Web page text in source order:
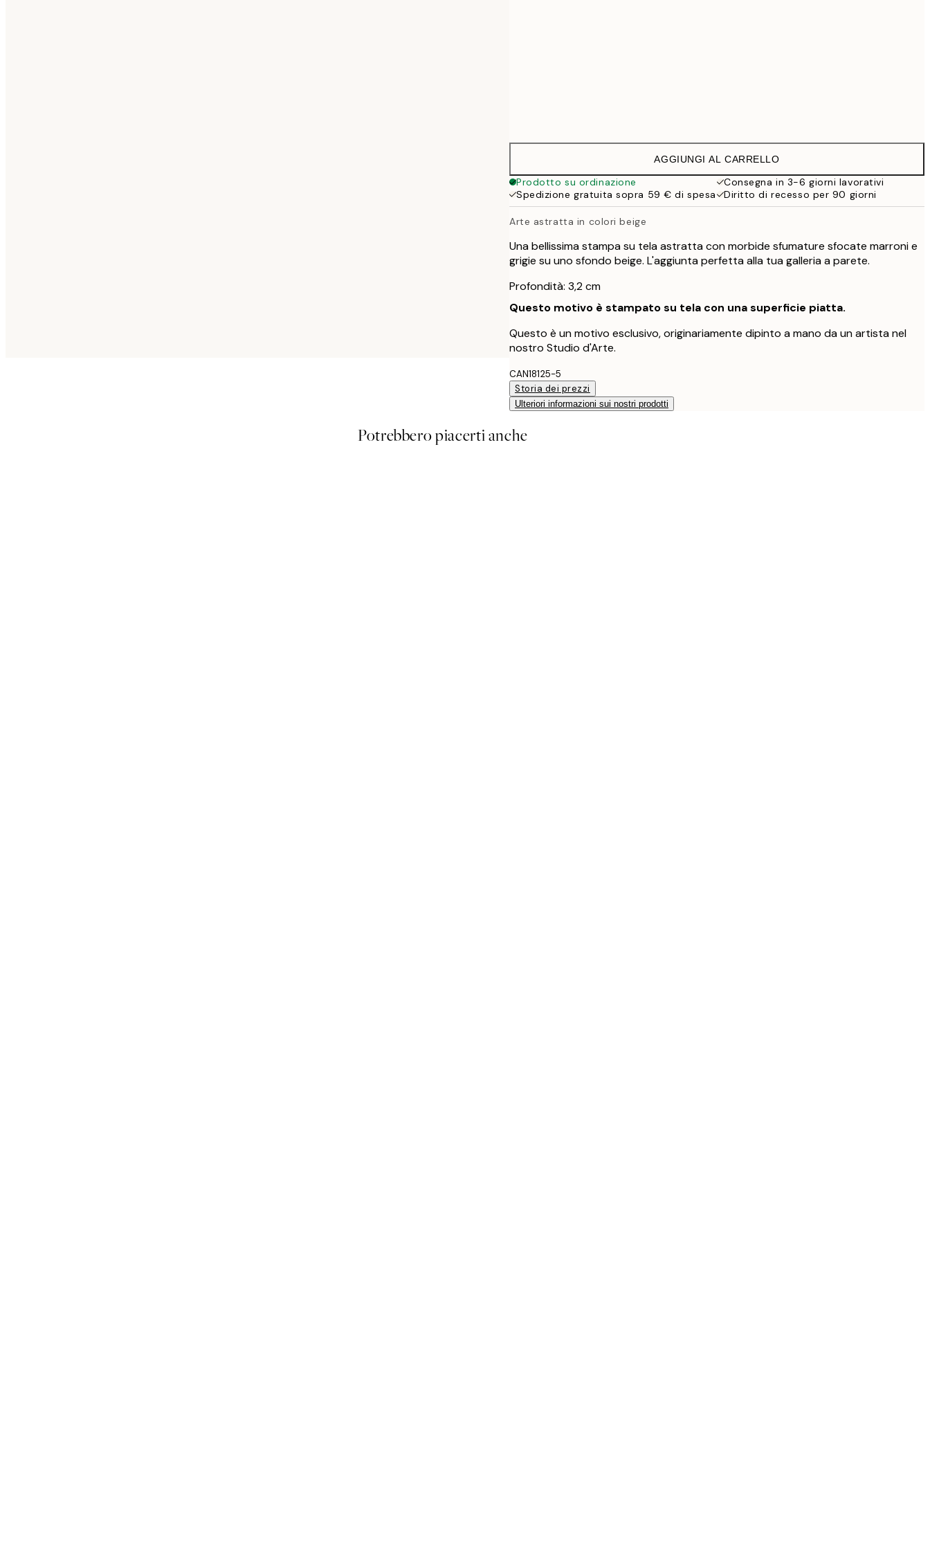
AGGIUNGI AL CARRELLO
Prodotto su ordinazione
Consegna in 3-6 giorni lavorativi
Spedizione gratuita sopra 59 € di spesa
Diritto di recesso per 90 giorni
Arte astratta in colori beige
Una bellissima stampa su tela astratta con morbide sfumature sfocate marroni e
grigie su uno sfondo beige. L'aggiunta perfetta alla tua galleria a parete.
Profondità: 3,2 cm
Questo motivo è stampato su tela con una superficie piatta.
Questo è un motivo esclusivo, originariamente dipinto a mano da un artista nel
nostro Studio d'Arte.
CAN18125-5
Storia dei prezzi
Ulteriori informazioni sui nostri prodotti
Potrebbero piacerti anche